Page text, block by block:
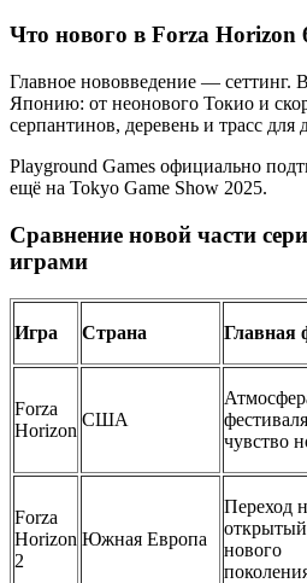
Что нового в Forza Horizon
Главное нововведение — сеттинг.
Японию: от неонового Токио и
серпантинов, деревень и трасс для
Playground Games официально
ещё на Tokyo Game Show 2025.
Сравнение новой части
играми
Игра Страна Главная
Forza
Horizon
CША
чувство
Forza
Horizon
2
Южная Европа
Переход
нового